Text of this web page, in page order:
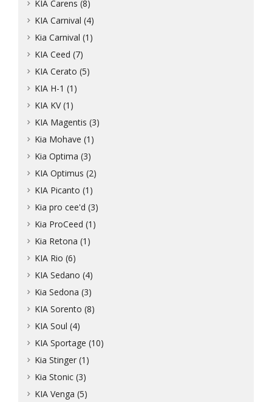
KIA Carens (8)
KIA Carnival (4)
Kia Carnival (1)
KIA Ceed (7)
KIA Cerato (5)
KIA H-1 (1)
KIA KV (1)
KIA Magentis (3)
Kia Mohave (1)
Kia Optima (3)
KIA Optimus (2)
KIA Picanto (1)
Kia pro cee'd (3)
Kia ProCeed (1)
Kia Retona (1)
KIA Rio (6)
KIA Sedano (4)
Kia Sedona (3)
KIA Sorento (8)
KIA Soul (4)
KIA Sportage (10)
Kia Stinger (1)
Kia Stonic (3)
KIA Venga (5)